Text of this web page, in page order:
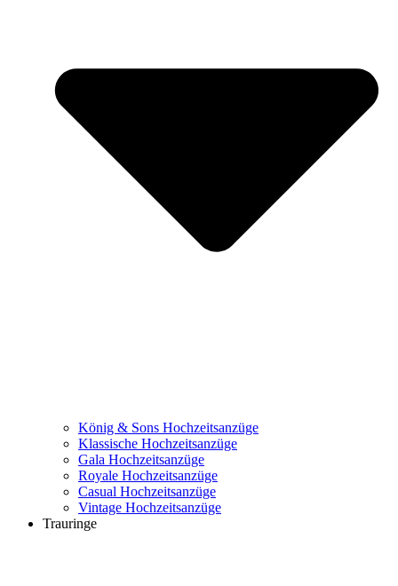
König & Sons Hochzeitsanzüge
Klassische Hochzeitsanzüge
Gala Hochzeitsanzüge
Royale Hochzeitsanzüge
Casual Hochzeitsanzüge
Vintage Hochzeitsanzüge
Trauringe